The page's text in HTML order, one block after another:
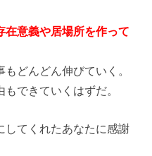
在意義や居場所を作って
どんどん伸びていく。
できていくはずだ。
してくれたあなたに感謝